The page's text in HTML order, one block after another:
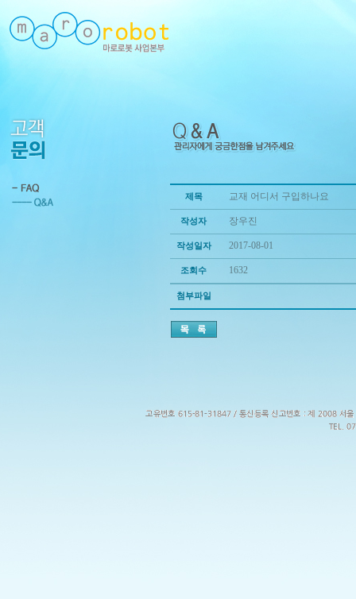
제목 교재 어디서 구입하나요
작성자 장우진
작성일자 2017-08-01
조회수 1632
첨부파일